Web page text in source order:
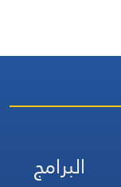
البرامج